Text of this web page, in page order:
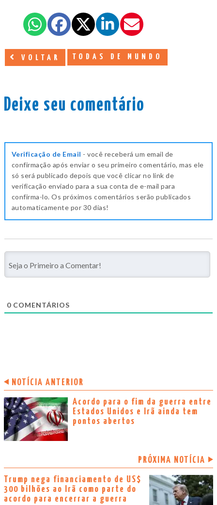
VOLTAR TODAS DE MUNDO
Deixe seu comentário
Verificação de Email - você receberá um email de
confirmação após enviar o seu primeiro comentário, mas ele
só será publicado depois que você clicar no link de
verificação enviado para a sua conta de e-mail para
confirma-lo. Os próximos comentários serão publicados
automaticamente por 30 dias!
0 COMENTÁRIOS
NOTÍCIA ANTERIOR
Acordo para o fim da guerra entre
Estados Unidos e Irã ainda tem
pontos abertos
PRÓXIMA NOTÍCIA
Trump nega financiamento de US$
300 bilhões ao Irã como parte do
acordo para encerrar a guerra